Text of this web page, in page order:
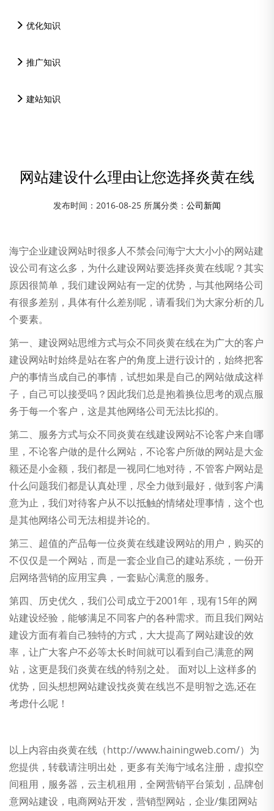
公司新闻
优化知识
推广知识
建站知识
网站建设什么理由让您选择炎黄在线
发布时间：2016-08-25 所属分类： 公司新闻
海宁企业建设网站时很多人不禁会问海宁大大小小的网站建
设公司有这么多，为什么建设网站要选择炎黄在线呢？其实
原因很简单，我们建设网站有一定的优势，与其他网络公司
有很多差别，具体有什么差别呢，请看我们为大家分析的几
个要素。
第一、建设网站思维方式与众不同炎黄在线在为广大的客户
建设网站时始终是站在客户的角度上进行设计的，始终把客
户的事情当成自己的事情，试想如果是自己的网站做成这样
子，自己可以接受吗？因此我们总是抱着换位思考的观点服
务于每一个客户，这是其他网络公司无法比拟的。
第二、服务方式与众不同炎黄在线建设网站不论客户来自哪
里，不论客户做的是什么网站，不论客户所做的网站是大金
额还是小金额，我们都是一视同仁地对待，不管客户网站是
什么问题我们都是认真处理，尽全力做到最好，做到客户满
意为止，我们对待客户从不以抵触的情绪处理事情，这个也
是其他网络公司无法相提并论的。
第三、超值的产品每一位炎黄在线建设网站的用户，购买的
不仅仅是一个网站，而是一套企业自己的建站系统，一份开
启网络营销的应用宝典，一套贴心满意的服务。
第四、历史优久，我们公司成立于2001年，现有15年的网
站建设经验，能够满足不同客户的各种需求。而且我们网站
建设方面有着自己独特的方式，大大提高了网站建设的效
率，让广大客户不必等太长时间就可以看到自己满意的网
站，这更是我们炎黄在线的特别之处。 面对以上这样多的
优势，回头想想网站建设找炎黄在线岂不是明智之选,还在
考虑什么呢！
以上内容由炎黄在线（http://www.hainingweb.com/）为
您提供，转载请注明出处，更多有关海宁域名注册，虚拟空
间租用，服务器，云主机租用，全网营销平台策划，品牌创
意网站建设，电商网站开发，营销型网站，企业/集团网站